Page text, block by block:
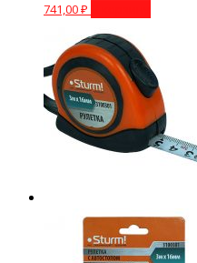
741,00₽